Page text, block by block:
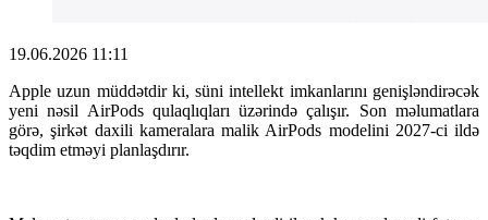
19.06.2026 11:11
Apple uzun müddətdir ki, süni intellekt imkanlarını genişləndirəcək
yeni nəsil AirPods qulaqlıqları üzərində çalışır. Son məlumatlara
görə, şirkət daxili kameralara malik AirPods modelini 2027-ci ildə
təqdim etməyi planlaşdırır.